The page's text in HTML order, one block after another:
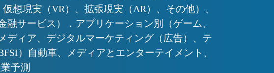
想現実（VR）、拡張現実（AR）、その他）、
サービス）．アプリケーション別（ゲーム、
ディア、デジタルマーケティング（広告）、テ
）自動車、メディアとエンターテイメント、
予測